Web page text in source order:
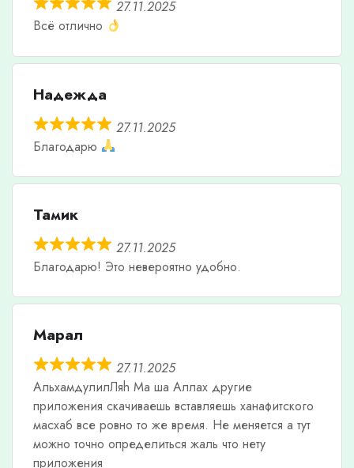
27.11.2025
Всё отлично
Надежда
27.11.2025
Благодарю
Тамик
27.11.2025
Благодарю! Это невероятно удобно.
Марал
27.11.2025
АльхамдулилЛяh Ма ша Аллах другие
приложения скачиваешь вставляешь ханафитского
масхаб все ровно то же время. Не меняется а тут
можно точно определиться жаль что нету
приложения